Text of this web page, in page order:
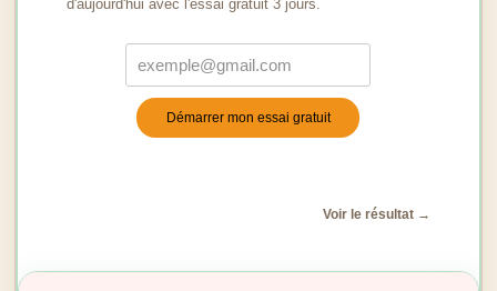
d'aujourd'hui avec l'essai gratuit 3 jours.
Démarrer mon essai gratuit
Voir le résultat →